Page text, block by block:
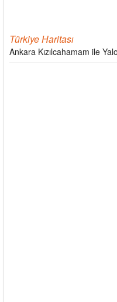
Türkiye Haritası
Ankara Kızılcahamam ile